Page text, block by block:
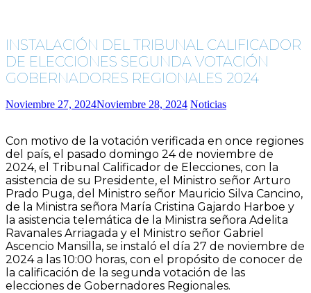
INSTALACIÓN DEL TRIBUNAL CALIFICADOR
DE ELECCIONES SEGUNDA VOTACIÓN
GOBERNADORES REGIONALES 2024
Noviembre 27, 2024Noviembre 28, 2024 Noticias
Con motivo de la votación verificada en once regiones
del país, el pasado domingo 24 de noviembre de
2024, el Tribunal Calificador de Elecciones, con la
asistencia de su Presidente, el Ministro señor Arturo
Prado Puga, del Ministro señor Mauricio Silva Cancino,
de la Ministra señora María Cristina Gajardo Harboe y
la asistencia telemática de la Ministra señora Adelita
Ravanales Arriagada y el Ministro señor Gabriel
Ascencio Mansilla, se instaló el día 27 de noviembre de
2024 a las 10:00 horas, con el propósito de conocer de
la calificación de la segunda votación de las
elecciones de Gobernadores Regionales.